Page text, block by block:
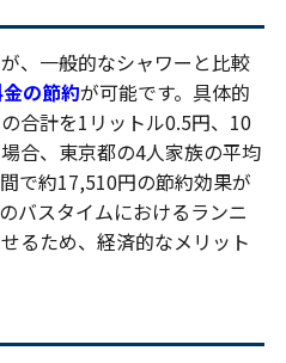
、一般的なシャワーと比較
の節約が可能です。具体的
合計を1リットル0.5円、10
合、東京都の4人家族の平均
で約17,510円の節約効果が
バスタイムにおけるランニ
るため、経済的なメリット